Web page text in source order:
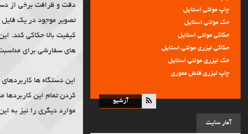
• افزایش کیفیت خدمات و ارایه خدمات ترمیمی رایگان پس از تحویل کار تا مدت یک ماه.
دقت و ظرافت برخی از
تصویر موجود در یک فایل
کیفیت بالا حکاکی کند.
های سفارشی برای
این دستگاه ها
کردن تمام این کاربردها
موارد دیگری را نیز به
حک لیزری فلش مموری
آرشیو
آمار سایت